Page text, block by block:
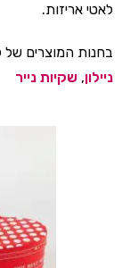
לאטי אריזות.
בחנות המוצרים של
ניילון, שקיות נייר